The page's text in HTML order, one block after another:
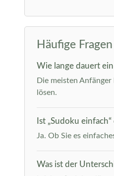
Häufige
Wie lange dauert
Die meisten
lösen.
Ist „Sudoku
Ja. Ob Sie es
Was ist der